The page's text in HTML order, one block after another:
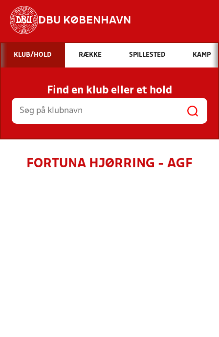
DBU KØBENHAVN
Hvad vil du søge efter?
INDHOLD OG NYHEDER
STILLINGER, RESULTATER, KLUBBER OG
HOLD
KLUB/HOLD RÆKKE SPILLESTED KAMP
Find en klub eller et hold
FORTUNA HJØRRING - AGF